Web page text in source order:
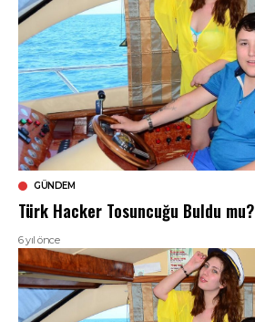
GÜNDEM
Türk Hacker Tosuncuğu Buldu mu?
6 yıl önce